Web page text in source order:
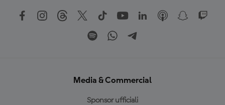
Media & Commercial
Sponsor ufficiali